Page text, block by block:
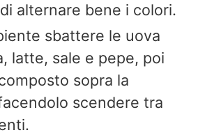
alternare bene i colori.
sbattere le uova
latte, sale e pepe, poi
sopra la
scendere tra